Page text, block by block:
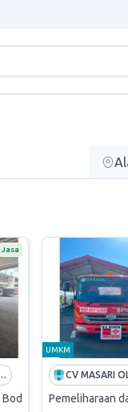
Jasa
PERKASA
Body Mobil
UMKM
CV MASARI
Pemeliharaan